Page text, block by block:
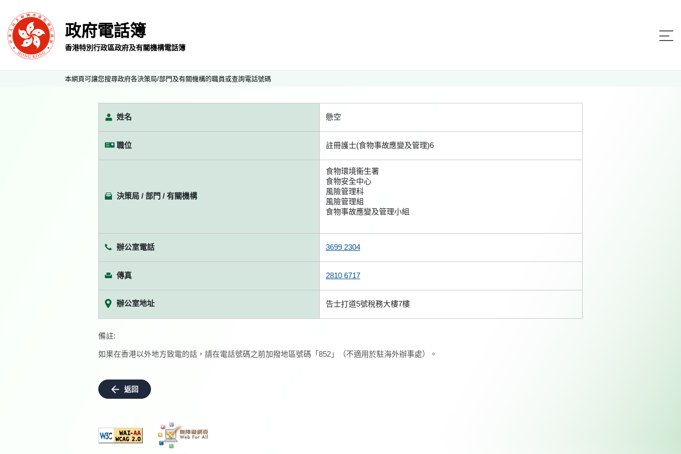
政府電話簿
香港特別行政區政府及有關機構電話簿
本網頁可讓您搜尋政府各決策局/部門及有關機構的職員或查詢電話號碼
姓名 懸空
職位 註冊護士(食物事故應變及管理)6
決策局 / 部門 / 有關機構
食物環境衞生署
食物安全中心
風險管理科
風險管理組
食物事故應變及管理小組
辦公室電話 3699 2304
傳真 2810 6717
辦公室地址 告士打道5號稅務大樓7樓
備註:
如果在香港以外地方致電的話，請在電話號碼之前加撥地區號碼「852」（不適用於駐海外辦事處）。
返回